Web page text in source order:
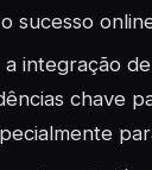
sucesso
integração
chave